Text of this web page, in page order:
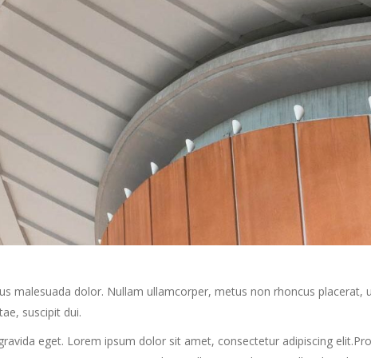
malesuada dolor. Nullam ullamcorper, metus non rhoncus placerat,
suscipit dui.
eget. Lorem ipsum dolor sit amet, consectetur adipiscing